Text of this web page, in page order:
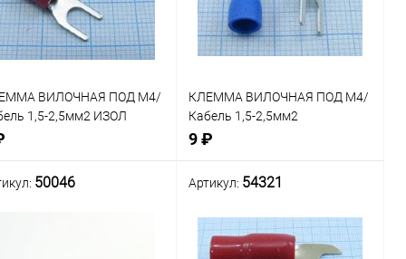
избранное
ВИЛОЧНАЯ ПОД М4/
1,5-2,5мм2 ИЗОЛ
КЛЕММА ВИЛОЧНАЯ ПОД М4/
Кабель 1,5-2,5мм2
изолированая СИНЯЯ SV2-3.2
9 ₽
50046 Артикул: 54321